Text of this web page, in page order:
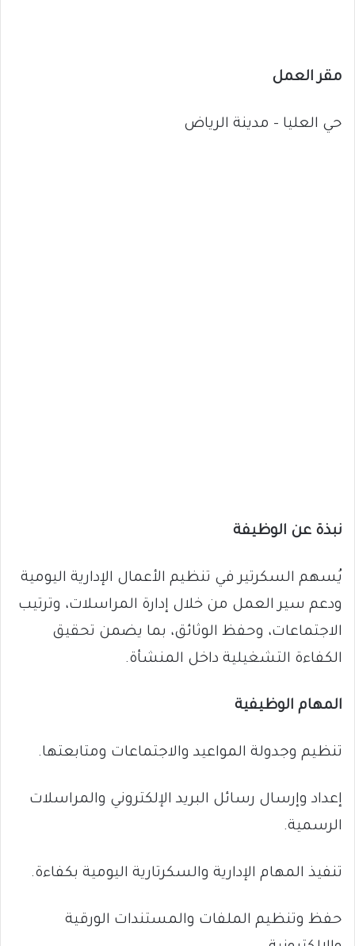
مقر العمل
حي العليا – مدينة الرياض
نبذة عن الوظيفة
يُسهم السكرتير في تنظيم الأعمال الإدارية اليومية
ودعم سير العمل من خلال إدارة المراسلات، وترتيب
الاجتماعات، وحفظ الوثائق، بما يضمن تحقيق
الكفاءة التشغيلية داخل المنشأة.
المهام الوظيفية
تنظيم وجدولة المواعيد والاجتماعات ومتابعتها.
إعداد وإرسال رسائل البريد الإلكتروني والمراسلات
الرسمية.
تنفيذ المهام الإدارية والسكرتارية اليومية بكفاءة.
حفظ وتنظيم الملفات والمستندات الورقية